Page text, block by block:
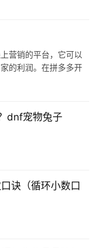
营销的平台，它可以
的利润。在拼多多开
dnf宠物兔子
诀（循环小数口